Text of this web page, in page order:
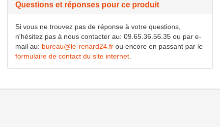
Questions et réponses pour ce produit
Si vous ne trouvez pas de réponse à votre questions,
n'hésitez pas à nous contacter au: 09.65.36.56.35 ou par e-
mail au: bureau@le-renard24.fr ou encore en passant par le
formulaire de contact du site internet.